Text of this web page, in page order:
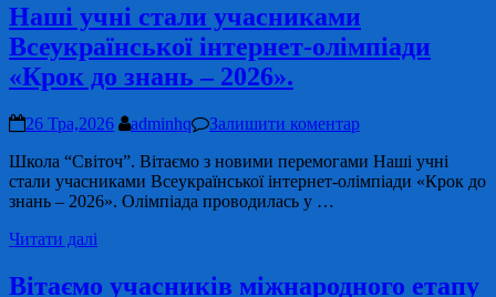
Наші учні стали учасниками
Всеукраїнської інтернет-олімпіади
«Крок до знань – 2026».
26 Тра,2026 adminhq
Залишити коментар
Школа “Світоч”. Вітаємо з новими перемогами Наші учні
стали учасниками Всеукраїнської інтернет-олімпіади «Крок до
знань – 2026». Олімпіада проводилась у …
Читати далі
Вітаємо учасників міжнародного етапу